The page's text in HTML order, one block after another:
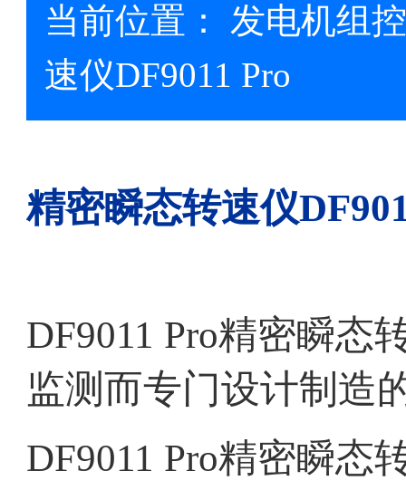
当前位置： 发电机组
速仪DF9011 Pro
精密瞬态转速仪
DF9011 Pro精密瞬态
监测而专门设计制造
DF9011 Pro精密瞬态